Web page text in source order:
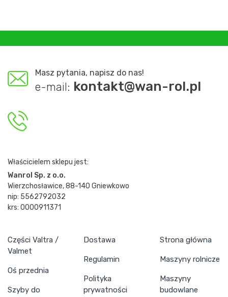
Masz pytania, napisz do nas!
e-mail: kontakt@wan-rol.pl
Właścicielem sklepu jest:
Wanrol Sp. z o.o.
Wierzchosławice, 88-140 Gniewkowo
nip: 5562792032
krs: 0000911371
Części Valtra /
Valmet
Oś przednia
Szyby do
Dostawa
Regulamin
Polityka
prywatności
Strona główna
Maszyny rolnicze
Maszyny
budowlane